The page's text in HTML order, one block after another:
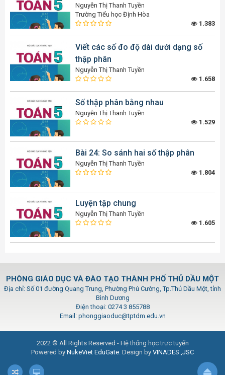
Nguyễn Thị Thanh Tuyền
Trường Tiểu học Định Hòa
1.383
Viết các số đo độ dài dưới dạng số
thập phân
Nguyễn Thị Thanh Tuyền
1.658
Số thập phân bằng nhau
Nguyễn Thị Thanh Tuyền
1.529
Bài 24: So sánh hai số thập phân
Nguyễn Thị Thanh Tuyền
1.804
Luyện tập chung
Nguyễn Thị Thanh Tuyền
1.605
PHÒNG GIÁO DỤC VÀ ĐÀO TẠO THÀNH PHỐ THỦ DẦU MỘT
Địa chỉ: Số 01 đường Quang Trung, Phường Phú Cường, Tp.Thủ Dầu Một, tỉnh
Bình Dương
Điện thoại: 0274 3 855788
Email: phonggiaoduc@tptdm.edu.vn
2022 © All Rights Reserved - Hệ thống học trực tuyến
Powered by NukeViet EduGate. Design by VINADES.,JSC